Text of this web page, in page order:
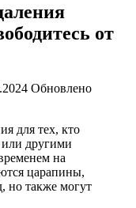
от
Обновлено
для тех, кто
или другими
на
царапины,
но также могут